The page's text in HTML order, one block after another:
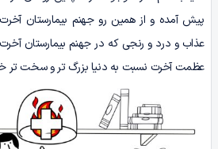
پیش آمده و از همین‌ رو جهنم بیمارستان
عذاب و درد و رنجی که در جهنم بیمارستان
عظمت آخرت نسبت به دنیا بزرگ تر و سخت‌ تر